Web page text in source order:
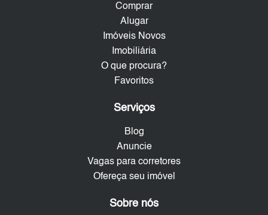
Comprar
Alugar
Imóveis Novos
Imobiliária
O que procura?
Favoritos
Serviços
Blog
Anuncie
Vagas para corretores
Ofereça seu imóvel
Sobre nós